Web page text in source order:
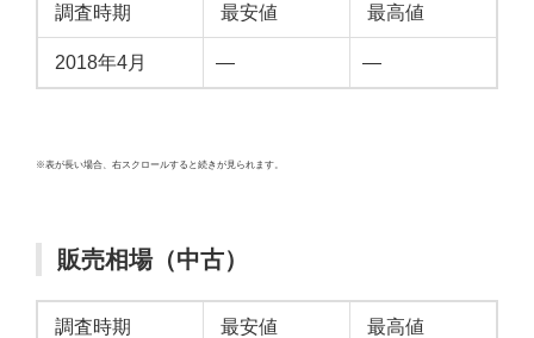
調査時期 最安値 最高値
2018年4月 — —
※表が長い場合、右スクロールすると続きが見られます。
販売相場（中古）
調査時期 最安値 最高値